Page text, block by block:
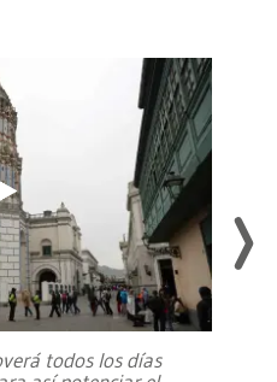
todos los días